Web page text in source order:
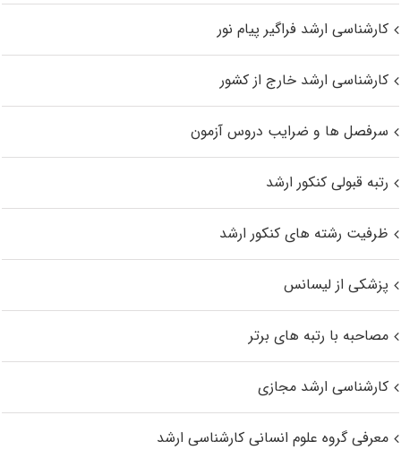
کارشناسی ارشد فراگیر پیام نور
کارشناسی ارشد خارج از کشور
سرفصل ها و ضرایب دروس آزمون
رتبه قبولی کنکور ارشد
ظرفیت رشته های کنکور ارشد
پزشکی از لیسانس
مصاحبه با رتبه های برتر
کارشناسی ارشد مجازی
معرفی گروه علوم انسانی کارشناسی ارشد